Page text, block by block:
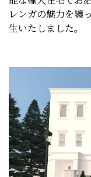
レンガの魅力を纏
生いたしました。